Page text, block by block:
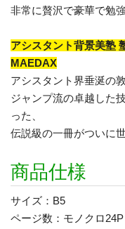
非常に贅沢で豪華で勉
アシスタント背景美塾
MAEDAX
アシスタント界垂涎の
ジャンプ流の卓越した
った、
伝説級の一冊がついに
商品仕様
サイズ：B5
ページ数：モノクロ24P